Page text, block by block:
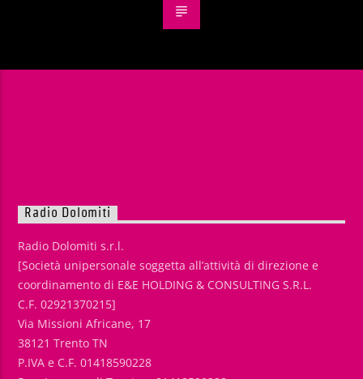
Radio Dolomiti
Radio Dolomiti s.r.l.
[Società unipersonale soggetta all’attività di direzione e
coordinamento di E&E HOLDING & CONSULTING S.R.L.
C.F. 02921370215]
Via Missioni Africane, 17
38121 Trento TN
P.IVA e C.F. 01418590228